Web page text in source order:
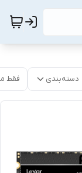
دسته‌بندی فقط